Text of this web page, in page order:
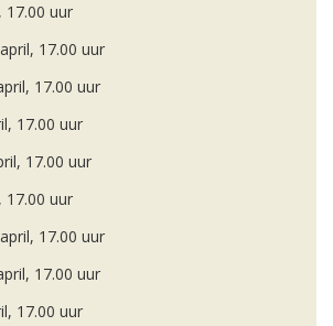
17.00 uur
17.00 uur
17.00 uur
17.00 uur
17.00 uur
17.00 uur
17.00 uur
17.00 uur
17.00 uur